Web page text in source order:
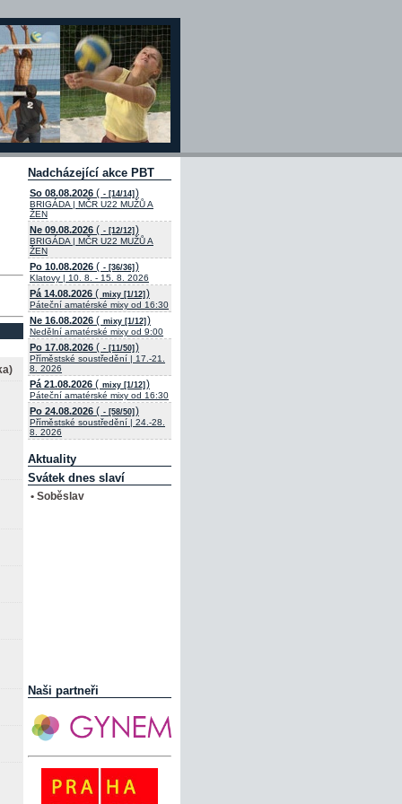
Nadcházející akce PBT
So 08.08.2026 ( - [14/14] )
BRIGÁDA | MČR U22 MUŽŮ A
ŽEN
Ne 09.08.2026 ( - [12/12] )
BRIGÁDA | MČR U22 MUŽŮ A
ŽEN
Po 10.08.2026 ( - [36/36] )
Klatovy | 10. 8. - 15. 8. 2026
Pá 14.08.2026 ( mixy [1/12] )
Páteční amatérské mixy od 16:30
Ne 16.08.2026 ( mixy [1/12] )
Nedělní amatérské mixy od 9:00
Po 17.08.2026 ( - [11/50] )
Příměstské soustředění | 17.-21.
8. 2026
Pá 21.08.2026 ( mixy [1/12] )
Páteční amatérské mixy od 16:30
Po 24.08.2026 ( - [58/50] )
Příměstské soustředění | 24.-28.
8. 2026
Aktuality
Svátek dnes slaví
• Soběslav
Naši partneři